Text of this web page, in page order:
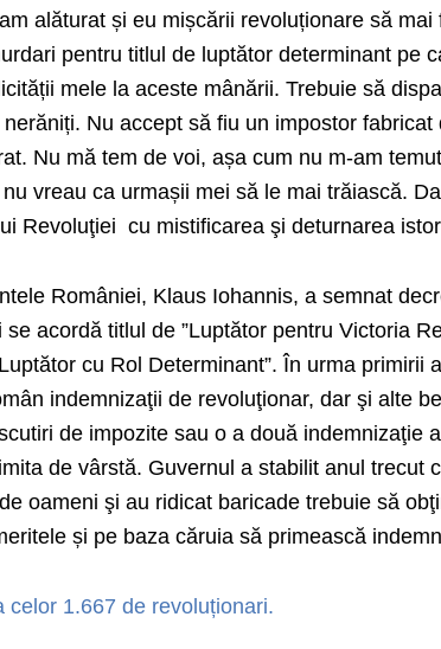
alăturat și eu mișcării revoluționare să
pentru titlul de luptător determinant pe
mele la aceste mânării. Trebuie să
Nu accept să fiu un impostor
Nu mă tem de voi, așa cum nu m-am
vreau ca urmașii mei să le mai trăiască.
Revoluţiei cu mistificarea şi deturnarea
României, Klaus Iohannis, a semnat
se acordă titlul de ”Luptător pentru Victoria
cu Rol Determinant”. În urma primirii
indemnizaţii de revoluţionar, dar şi alte
de impozite sau o a două indemnizaţie
de vârstă. Guvernul a stabilit anul trecut
oameni şi au ridicat baricade trebuie să
și pe baza căruia să primească
celor 1.667 de revoluționari.